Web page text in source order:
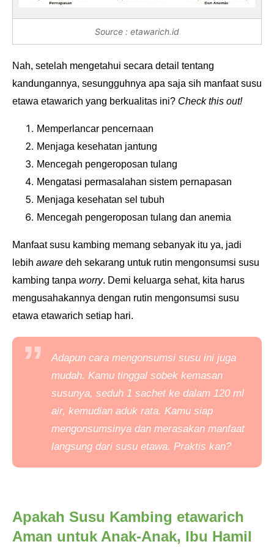
Source : etawarich.id
Nah, setelah mengetahui secara detail tentang
kandungannya, sesungguhnya apa saja sih manfaat susu
etawa etawarich yang berkualitas ini? Check this out!
Memperlancar pencernaan
Menjaga kesehatan jantung
Mencegah pengeroposan tulang
Mengatasi permasalahan sistem pernapasan
Menjaga kesehatan sel tubuh
Mencegah pengeroposan tulang dan anemia
Manfaat susu kambing memang sebanyak itu ya, jadi
lebih aware deh sekarang untuk rutin mengonsumsi susu
kambing tanpa worry. Demi keluarga sehat, kita harus
mengusahakannya dengan rutin mengonsumsi susu
etawa etawarich setiap hari.
Adapun cara mengonsumsi susu ini juga
mudah. Kamu tinggal sobek kemasan
susunya, seduh 1 sachet ke dalam 120 ml
air, kemudian aduk rata. Kamu siap
mengonsumsinya dan merasakan manfaat
langsung dari susu etawa. Praktis kan?
Apakah Susu Kambing etawarich
Aman untuk Anak-Anak, Ibu Hamil